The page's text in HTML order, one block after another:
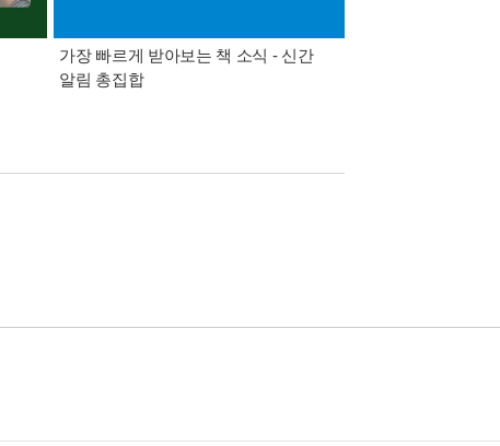
가장 빠르게 받아보는 책 소식 - 신간
알림 총집합